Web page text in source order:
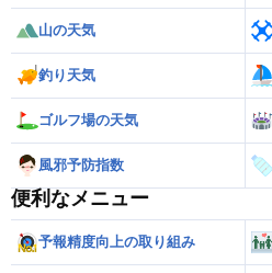
山の天気
釣り天気
ゴルフ場の天気
風邪予防指数
便利なメニュー
予報精度向上の取り組み